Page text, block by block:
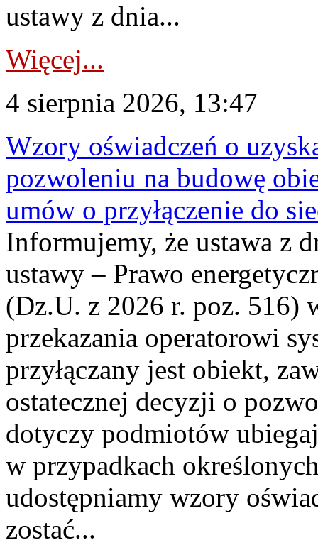
ustawy z dnia...
Więcej...
4 sierpnia 2026, 13:47
Wzory oświadczeń o
pozwoleniu na budowę
umów o przyłączenie do
Informujemy, że ustawa z
ustawy – Prawo
(Dz.U. z 2026 r. poz. 516)
przekazania operatorowi
przyłączany jest obiekt,
ostatecznej decyzji o
dotyczy podmiotów
w przypadkach
udostępniamy wzory
zostać...